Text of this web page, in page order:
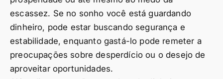
escassez. Se no sonho você está guardando
dinheiro, pode estar buscando segurança e
estabilidade, enquanto gastá-lo pode remeter a
preocupações sobre desperdício ou o desejo de
aproveitar oportunidades.